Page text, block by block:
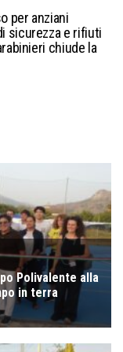
per anziani
sicurezza e rifiuti
chiude la